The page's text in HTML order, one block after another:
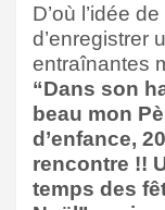
D’où l’idée
d’enregistrer
entraînantes
“Dans son
beau mon
d’enfance,
rencontre !!
temps des